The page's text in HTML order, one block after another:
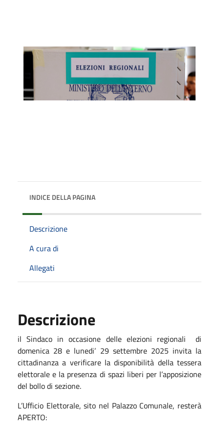
INDICE DELLA PAGINA
Descrizione
A cura di
Allegati
Descrizione
il Sindaco in occasione delle elezioni regionali
di
domenica 28 e lunedi’ 29 settembre 2025 invita la
cittadinanza a verificare la disponibilità della tessera
elettorale e la presenza di spazi liberi per l’apposizione
del bollo di sezione.
L’Ufficio Elettorale, sito nel Palazzo Comunale, resterà
APERTO: